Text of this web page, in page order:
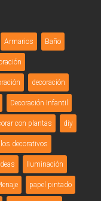
Armarios Baño
decoración
Decoración Infantil
con plantas diy
decorativos
Iluminación
papel pintado